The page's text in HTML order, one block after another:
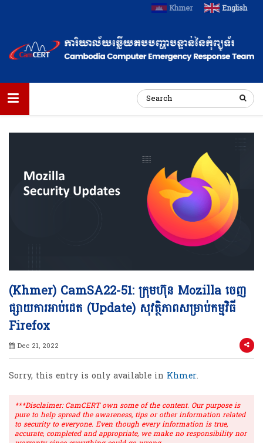
Khmer English
(Khmer) CamSA22-51: ក្រុមហ៊ុន Mozilla ចេញ
ផ្សាយការអាប់ដេត (Update) សុវត្ថិភាពសម្រាប់កម្មវិធី
Firefox
Dec 21, 2022
Sorry, this entry is only available in Khmer.
***Disclaimer: CamCERT own some of the content. Our purpose is
pure to help spread the awareness, tips or other information related
to security to everyone. Even though every information is true,
accurate, completed and appropriate, we make no responsibility nor